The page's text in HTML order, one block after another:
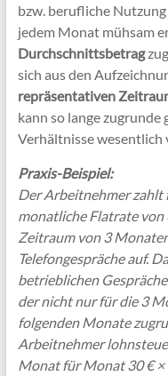
bzw. berufliche
jedem Monat mühsam
Durchschnittsbetrag
sich aus den
repräsentativen
kann so lange zugrunde
Verhältnisse wesentlich
Praxis-Beispiel:
Der Arbeitnehmer zahlt
monatliche Flatrate von
Zeitraum von 3
Telefongespräche auf.
betrieblichen
der nicht nur für die 3
folgenden Monate
Arbeitnehmer
Monat für Monat 30 € ×